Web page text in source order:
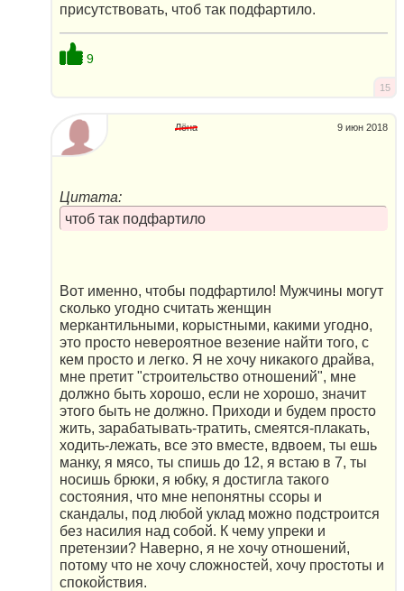
присутствовать, чтоб так подфартило.
9
15
9 июн 2018
Лёна
Цитата:
чтоб так подфартило
Вот именно, чтобы подфартило! Мужчины могут
сколько угодно считать женщин
меркантильными, корыстными, какими угодно,
это просто невероятное везение найти того, с
кем просто и легко. Я не хочу никакого драйва,
мне претит "строительство отношений", мне
должно быть хорошо, если не хорошо, значит
этого быть не должно. Приходи и будем просто
жить, зарабатывать-тратить, смеятся-плакать,
ходить-лежать, все это вместе, вдвоем, ты ешь
манку, я мясо, ты спишь до 12, я встаю в 7, ты
носишь брюки, я юбку, я достигла такого
состояния, что мне непонятны ссоры и
скандалы, под любой уклад можно подстроится
без насилия над собой. К чему упреки и
претензии? Наверно, я не хочу отношений,
потому что не хочу сложностей, хочу простоты и
спокойствия.